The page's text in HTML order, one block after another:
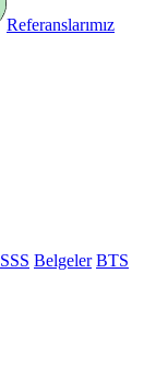
Referanslarımız
SSS Belgeler BTS